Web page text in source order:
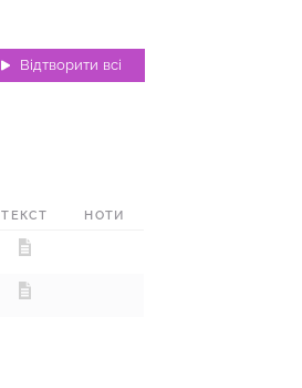
Відтворити всі
ТЕКСТ НОТИ